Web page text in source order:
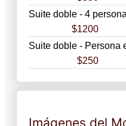
Suite doble - 4
$1200
Suite doble - Persona
$250
Imágenes del